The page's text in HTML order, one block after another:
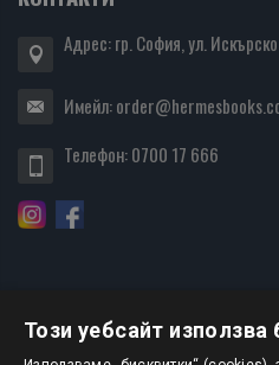
Адрес: гр. София, ул.
Имейл:
Телефон:0700 17 666
Този уебсайт използва